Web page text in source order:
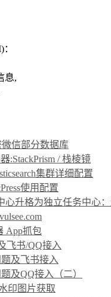
息,
微信部分数据库
:StackPrism / 栈棱镜
集群详细配置
使用配置
心升格为独立任务中心
App抓包
飞书/QQ接入
及飞书接入
及QQ接入（二）
印图片获取